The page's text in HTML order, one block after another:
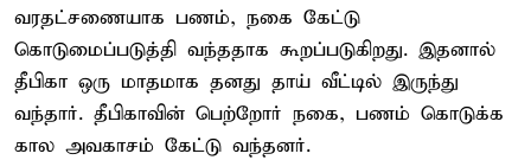
வரதட்சணையாக பணம், நகை கேட்டு
கொடுமைப்படுத்தி வந்ததாக கூறப்படுகிறது. இதனால்
தீபிகா ஒரு மாதமாக தனது தாய் வீட்டில் இருந்து
வந்தார். தீபிகாவின் பெற்றோர் நகை, பணம் கொடுக்க
கால அவகாசம் கேட்டு வந்தனர்.